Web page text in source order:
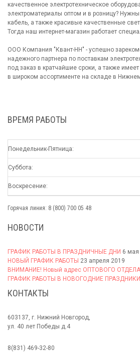
качественное электротехническое
электроматериалы оптом и в розницу?
кабель, а также красивые качественные
Тогда наш интернет-магазин работает
ООО Компания "Квант-НН" - успешно
надежного партнера по поставкам
под заказ в кратчайшие сроки, а также
в широком ассортименте на складе в
ВРЕМЯ РАБОТЫ
Понедельник-Пятница:
Суббота:
Воскресение:
Горячая линия: 8 (800) 700 05 48
НОВОСТИ
ГРАФИК РАБОТЫ В ПРАЗДНИЧНЫЕ ДНИ 6 мая
НОВЫЙ ГРАФИК РАБОТЫ 23 апреля 2019
ВНИМАНИЕ! Новый адрес ОПТОВОГО ОТДЕЛА
ГРАФИК РАБОТЫ В НОВОГОДНИЕ ПРАЗДНИКИ
КОНТАКТЫ
603137, г. Нижний Новгород,
ул. 40 лет Победы д.4
8(831) 469-32-80